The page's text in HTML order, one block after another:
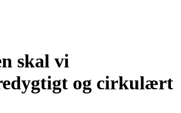
skal vi
og cirkulært